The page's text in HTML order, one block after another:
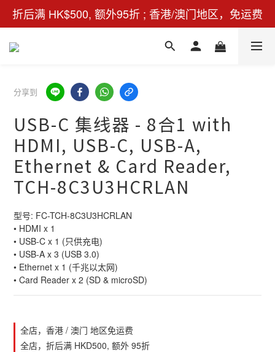
折后满 HK$500, 额外95折 ; 香港/澳门地区，免运费
分享到
USB-C 集线器 - 8合1 with
HDMI, USB-C, USB-A,
Ethernet & Card Reader,
TCH-8C3U3HCRLAN
型号: FC-TCH-8C3U3HCRLAN
• HDMI x 1
• USB-C x 1 (只供充电)
• USB-A x 3 (USB 3.0)
• Ethernet x 1 (千兆以太网)
• Card Reader x 2 (SD & microSD)
全店，香港 / 澳门 地区免运费
全店，折后满 HKD500, 额外 95折